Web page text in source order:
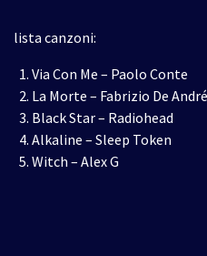
lista canzoni:
Via Con Me – Paolo Conte
La Morte – Fabrizio De André
Black Star – Radiohead
Alkaline – Sleep Token
Witch – Alex G